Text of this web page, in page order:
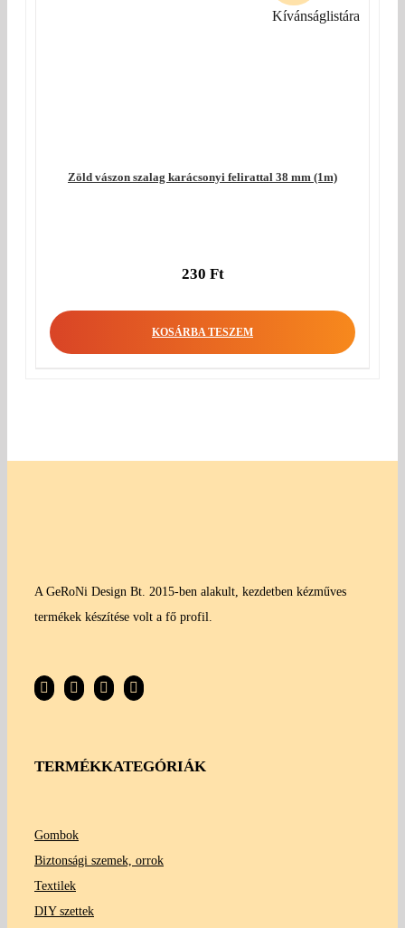
Zöld vászon szalag karácsonyi felirattal 38 mm (1m)
230 Ft
KOSÁRBA TESZEM
Kívánságlistára
A GeRoNi Design Bt. 2015-ben alakult, kezdetben kézműves
termékek készítése volt a fő profil.
TERMÉKKATEGÓRIÁK
Gombok
Biztonsági szemek, orrok
Textilek
DIY szettek